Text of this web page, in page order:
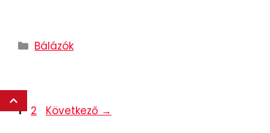
Bálázók
1 2 Következő →